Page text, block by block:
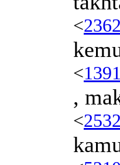
<2362
<1391
,
<2532